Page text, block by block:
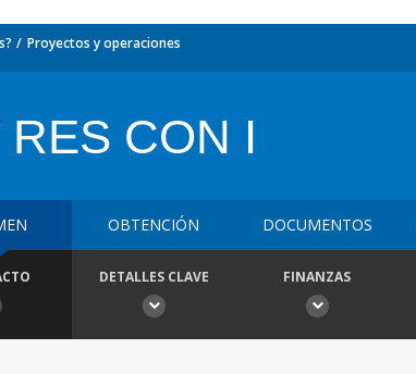
Proyectos y operaciones
RES CON I
OBTENCIÓN DOCUMENTOS
DETALLES CLAVE FINANZAS